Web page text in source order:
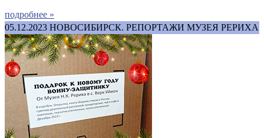
подробнее »
05.12.2023 НОВОСИБИРСК. РЕПОРТАЖИ МУЗЕЯ РЕРИХА